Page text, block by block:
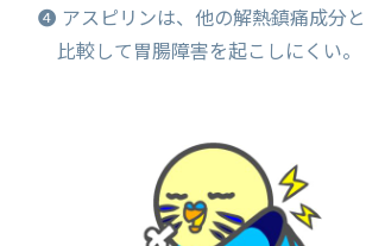
❹ アスピリンは、他の解熱鎮痛成分と
比較して胃腸障害を起こしにくい。